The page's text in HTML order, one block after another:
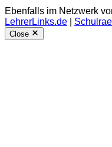
Ebenfalls im Netzwerk
LehrerLinks.de
Close